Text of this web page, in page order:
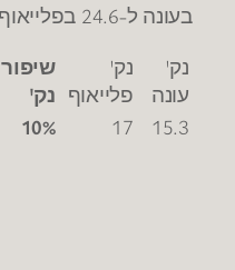
בעונה ל-24.6 בפלייאוף,
נק'
עונה
נק'
פלייאוף
שיפור
נק'
15.3
17
10%